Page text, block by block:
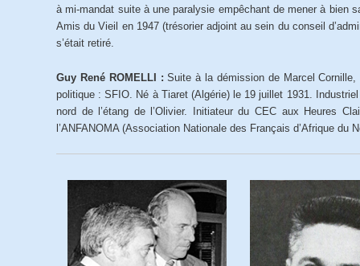
à mi-mandat suite à une paralysie empêchant de mener à bien
Amis du Vieil en 1947 (trésorier adjoint au sein du conseil
s’était retiré.
Guy René ROMELLI :Suite à la démission de Marcel
politique : SFIO. Né à Tiaret (Algérie) le 19 juillet 1931.
nord de l’étang de l’Olivier. Initiateur du CEC aux Heures
l’ANFANOMA (Association Nationale des Français d’Afrique du